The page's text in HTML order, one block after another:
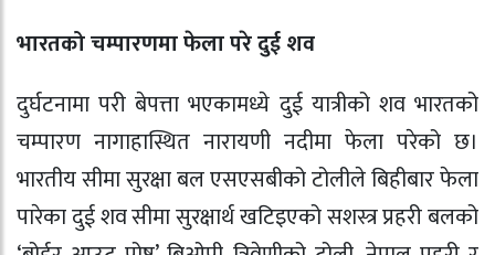
भारतको चम्पारणमा फेला परे दुई शव
दुर्घटनामा परी बेपत्ता भएकामध्ये दुई यात्रीको शव भारतको
चम्पारण नागाहास्थित नारायणी नदीमा फेला परेको छ।
भारतीय सीमा सुरक्षा बल एसएसबीको टोलीले बिहीबार फेला
पारेका दुई शव सीमा सुरक्षार्थ खटिइएको सशस्त्र प्रहरी बलको